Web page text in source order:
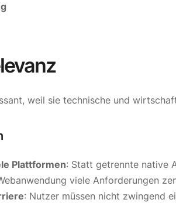
weil sie technische und
Plattformen: Statt getrennte native
viele Anforderungen
: Nutzer müssen nicht zwingend